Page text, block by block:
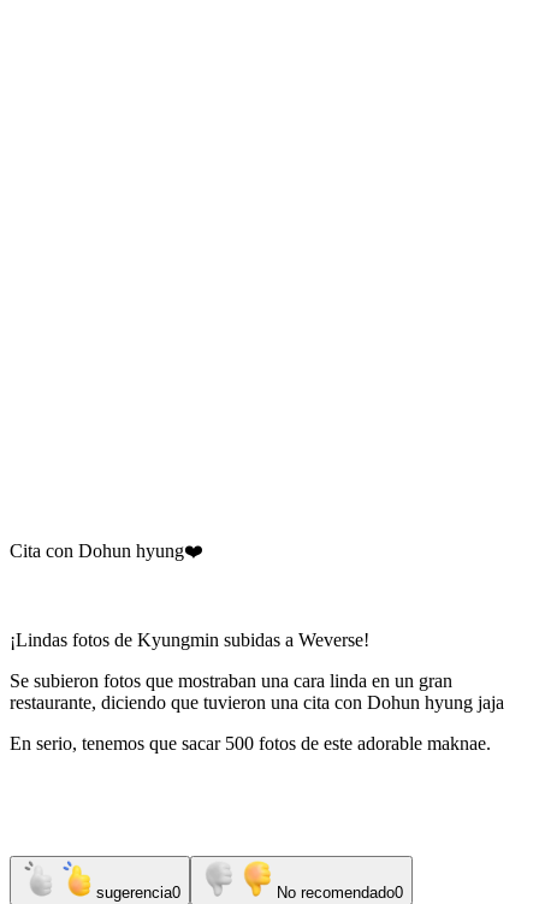
Cita con Dohun hyung❤️
¡Lindas fotos de Kyungmin subidas a Weverse!
Se subieron fotos que mostraban una cara linda en un gran
restaurante, diciendo que tuvieron una cita con Dohun hyung jaja
En serio, tenemos que sacar 500 fotos de este adorable maknae.
sugerencia0 No recomendado0